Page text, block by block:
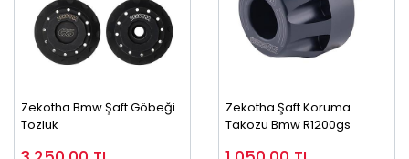
Zekotha Bmw Şaft Göbeği
Tozluk
Zekotha Şaft Koruma
Takozu Bmw R1200gs